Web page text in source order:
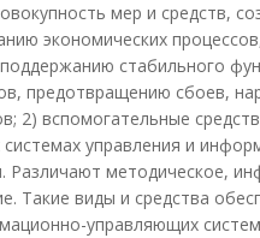
мер и средств,
экономических
стабильного
предотвращению сбоев,
2) вспомогательные
управления и
Различают методическое,
Такие виды и средства
управляющих